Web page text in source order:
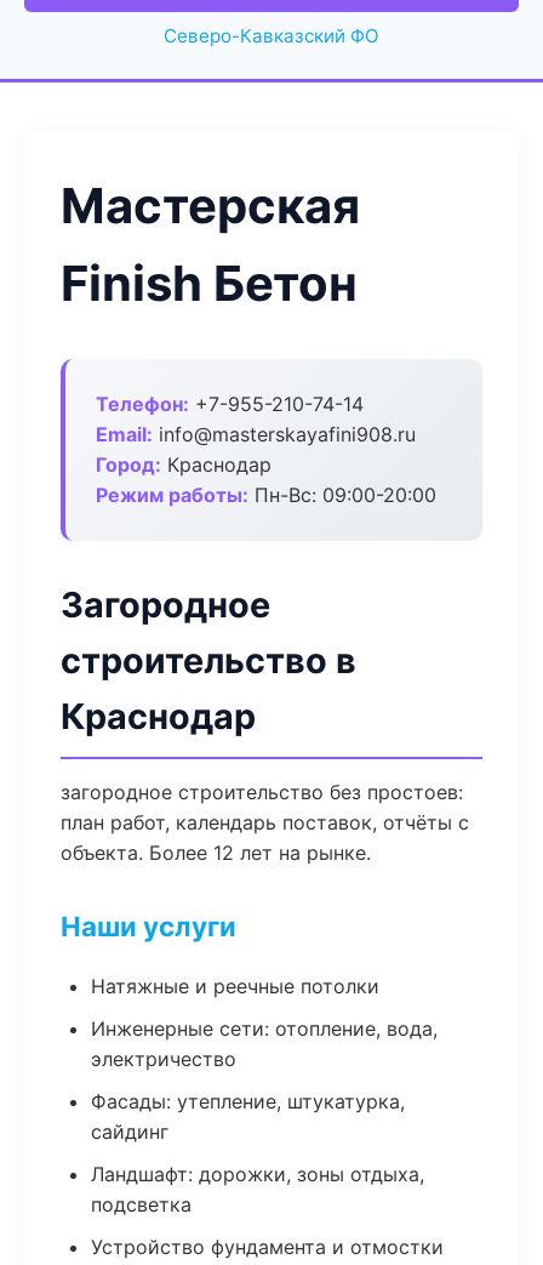
Северо-Кавказский ФО
Мастерская
Finish Бетон
Телефон: +7-955-210-74-14
Email: info@masterskayafini908.ru
Город: Краснодар
Режим работы: Пн-Вс: 09:00-20:00
Загородное
строительство в
Краснодар
загородное строительство без простоев:
план работ, календарь поставок, отчёты с
объекта. Более 12 лет на рынке.
Наши услуги
Натяжные и реечные потолки
Инженерные сети: отопление, вода,
электричество
Фасады: утепление, штукатурка,
сайдинг
Ландшафт: дорожки, зоны отдыха,
подсветка
Устройство фундамента и отмостки